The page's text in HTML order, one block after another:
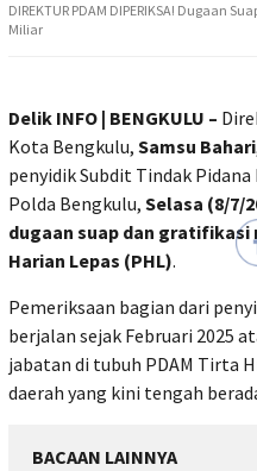
DIREKTUR PDAM DIPERIKSA! Dugaan
Miliar
Delik INFO | BENGKULU –
Kota Bengkulu, Samsu Bahari
penyidik Subdit Tindak
Polda Bengkulu, Selasa (8/7/
dugaan suap dan
Harian Lepas (PHL).
Pemeriksaan bagian dari
berjalan sejak Februari 2025
jabatan di tubuh PDAM Tirta
daerah yang kini tengah
BACAAN LAINNYA